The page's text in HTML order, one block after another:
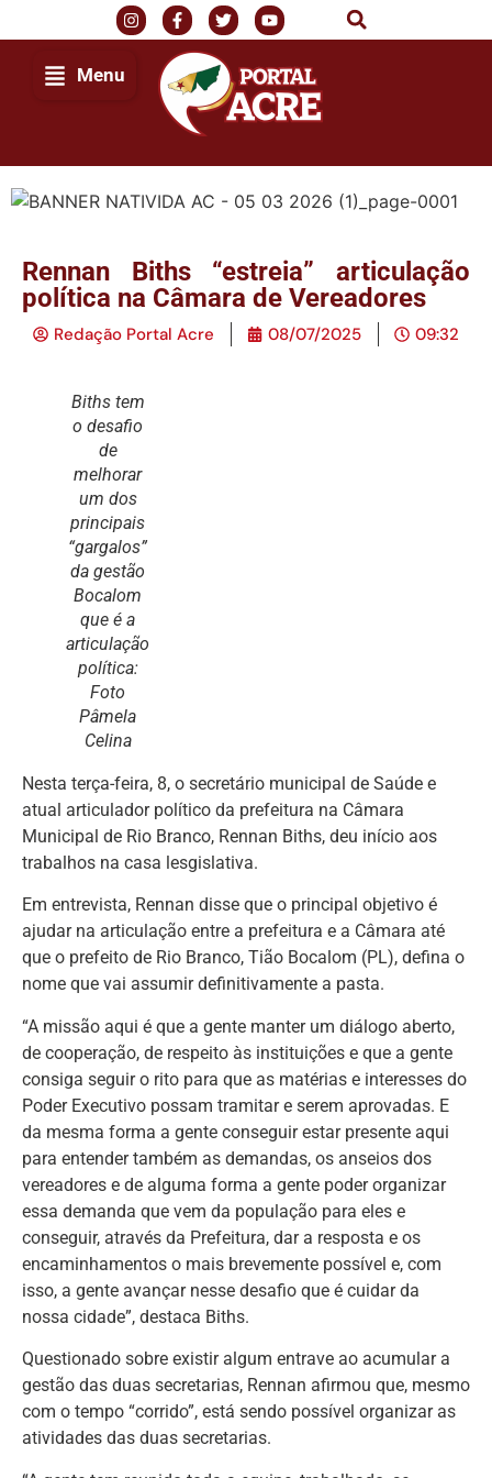
Menu
Rennan Biths “estreia” articulação
política na Câmara de Vereadores
Redação Portal Acre 08/07/2025 09:32
Biths tem
o desafio
de
melhorar
um dos
principais
“gargalos”
da gestão
Bocalom
que é a
articulação
política:
Foto
Pâmela
Celina
Nesta terça-feira, 8, o secretário municipal de Saúde e
atual articulador político da prefeitura na Câmara
Municipal de Rio Branco, Rennan Biths, deu início aos
trabalhos na casa lesgislativa.
Em entrevista, Rennan disse que o principal objetivo é
ajudar na articulação entre a prefeitura e a Câmara até
que o prefeito de Rio Branco, Tião Bocalom (PL), defina o
nome que vai assumir definitivamente a pasta.
“A missão aqui é que a gente manter um diálogo aberto,
de cooperação, de respeito às instituições e que a gente
consiga seguir o rito para que as matérias e interesses do
Poder Executivo possam tramitar e serem aprovadas. E
da mesma forma a gente conseguir estar presente aqui
para entender também as demandas, os anseios dos
vereadores e de alguma forma a gente poder organizar
essa demanda que vem da população para eles e
conseguir, através da Prefeitura, dar a resposta e os
encaminhamentos o mais brevemente possível e, com
isso, a gente avançar nesse desafio que é cuidar da
nossa cidade”, destaca Biths.
Questionado sobre existir algum entrave ao acumular a
gestão das duas secretarias, Rennan afirmou que, mesmo
com o tempo “corrido”, está sendo possível organizar as
atividades das duas secretarias.